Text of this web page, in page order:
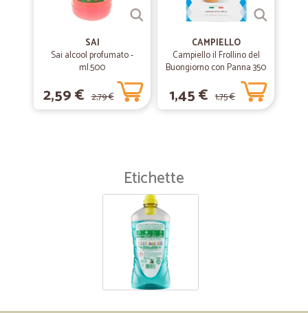
SAI
Sai alcool profumato -
ml.500
2,59 € 2,79 €
CAMPIELLO
Campiello il Frollino del
Buongiorno con Panna 350
1,45 € 1,75 €
Etichette